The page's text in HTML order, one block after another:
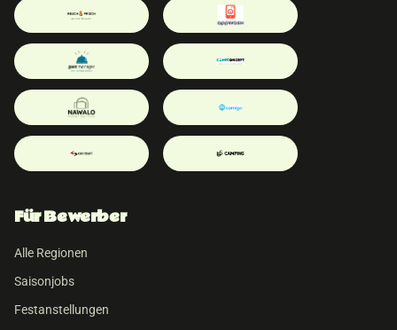
Für Bewerber
Alle Regionen
Saisonjobs
Festanstellungen